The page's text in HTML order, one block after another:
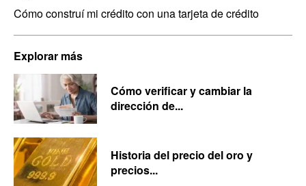
Cómo construí mi crédito con una tarjeta de crédito
Explorar más
Cómo verificar y cambiar la
dirección de...
Historia del precio del oro y
precios...